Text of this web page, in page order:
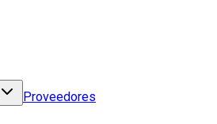
Proveedores